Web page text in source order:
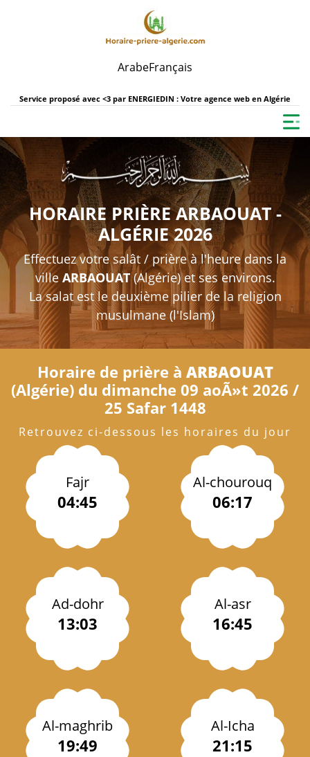
ArabeFrançais
Service proposé avec <3 par ENERGIEDIN : Votre agence web en Algérie
HORAIRE PRIÈRE ARBAOUAT -
ALGÉRIE 2026
Effectuez votre salât / prière à l'heure dans la
ville ARBAOUAT(Algérie) et ses environs.
La salat est le deuxième pilier de la religion
musulmane (l'Islam)
Horaire de prière à ARBAOUAT
(Algérie) du dimanche 09 aoÃ»t 2026 /
25 Safar 1448
Retrouvez ci-dessous les horaires du jour
Fajr
04:45
Al-chourouq
06:17
Ad-dohr
13:03
Al-asr
16:45
Al-maghrib
19:49
Al-Icha
21:15